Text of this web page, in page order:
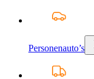
Personenauto’s